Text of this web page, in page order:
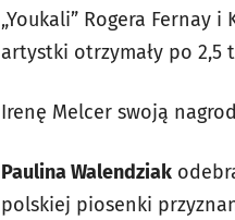
„Youkali” Rogera Fernay
artystki otrzymały po 2,5
Irenę Melcer swoją
Paulina Walendziak
polskiej piosenki